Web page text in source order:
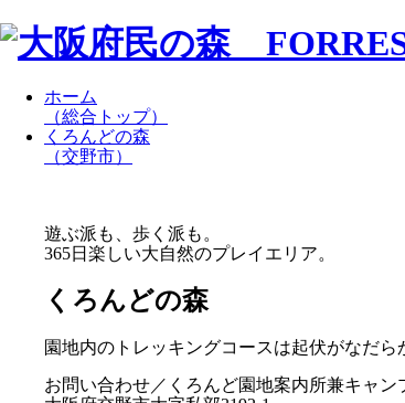
ホーム
（総合トップ）
くろんどの森
（交野市）
遊ぶ派も、歩く派も。
365日楽しい大自然のプレイエリア。
くろんどの森
園地内のトレッキングコースは起伏がなだ
お問い合わせ／くろんど園地案内所兼キャン